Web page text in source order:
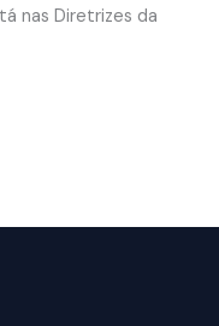
nas Diretrizes da